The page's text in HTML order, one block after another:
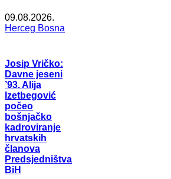
09.08.2026.
Herceg Bosna
Josip Vričko:
Davne jeseni
’93. Alija
Izetbegović
počeo
bošnjačko
kadroviranje
hrvatskih
članova
Predsjedništva
BiH